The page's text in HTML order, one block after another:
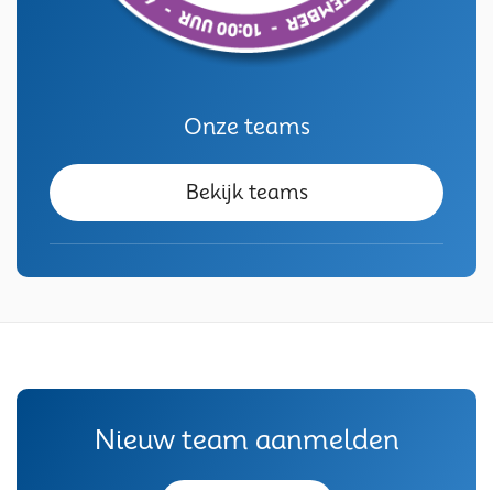
Onze teams
Bekijk teams
Nieuw team aanmelden